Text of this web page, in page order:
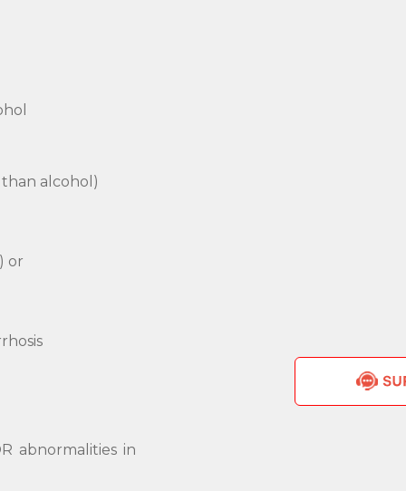
alcohol)
or
abnormalities in